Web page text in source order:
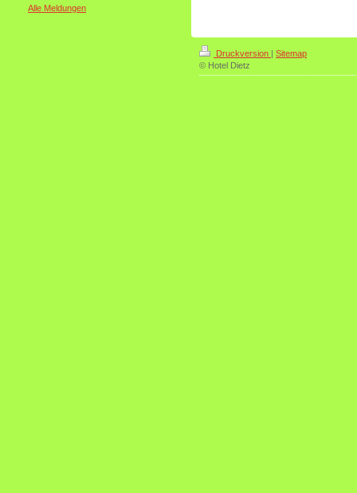
Alle Meldungen
Druckversion | Sitemap
© Hotel Dietz